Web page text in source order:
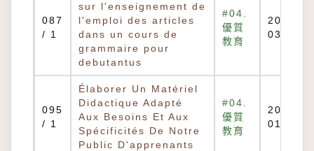
087
/ 1
sur l'enseignement de
l'emploi des articles
dans un cours de
grammaire pour
debutantus
#04.
優質
教育
2013-
03-12
095
/ 1
Élaborer Un Matériel
Didactique Adapté
Aux Besoins Et Aux
Spécificités De Notre
Public D'apprenants
#04.
優質
教育
2017-
01-10